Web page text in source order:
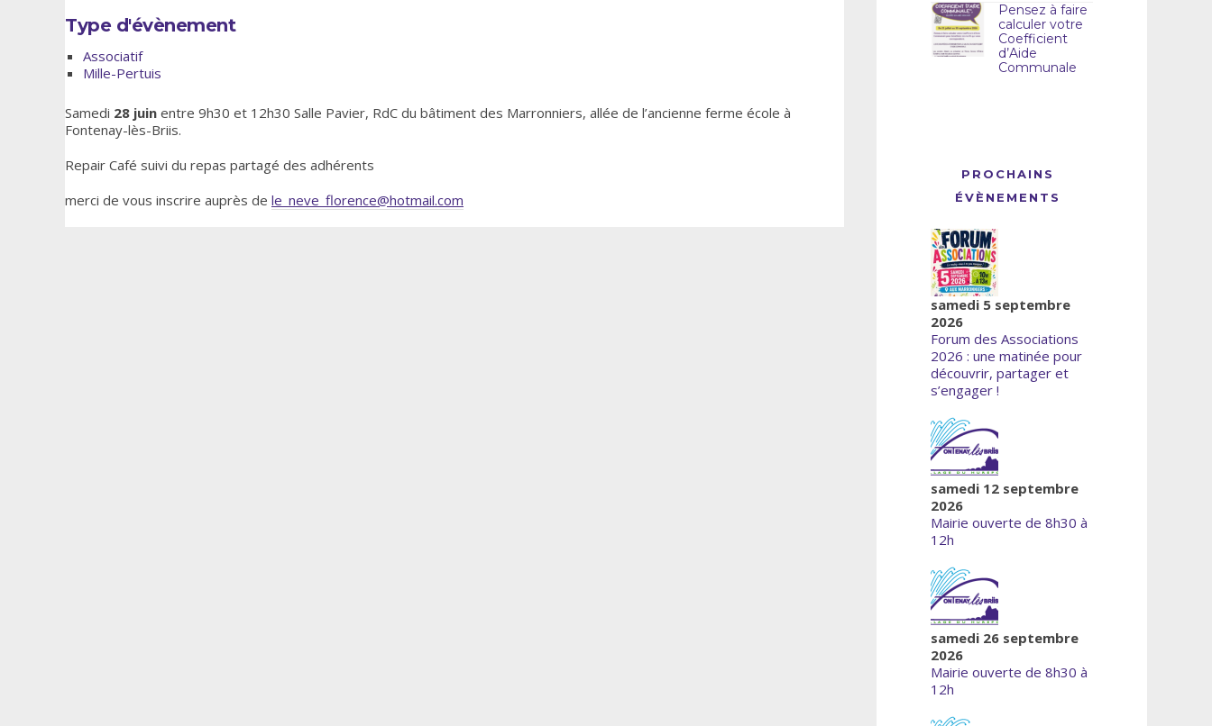
Type d'évènement
Associatif
Mille-Pertuis
Samedi 28 juin entre 9h30 et 12h30 Salle Pavier, RdC du bâtiment des Marronniers, allée de l’ancienne ferme école à
Fontenay-lès-Briis.
Repair Café suivi du repas partagé des adhérents
merci de vous inscrire auprès de le_neve_florence@hotmail.com
Pensez à faire
calculer votre
Coefficient
d’Aide
Communale
PROCHAINS
ÉVÈNEMENTS
samedi 5 septembre
2026
Forum des Associations
2026 : une matinée pour
découvrir, partager et
s’engager !
samedi 12 septembre
2026
Mairie ouverte de 8h30 à
12h
samedi 26 septembre
2026
Mairie ouverte de 8h30 à
12h